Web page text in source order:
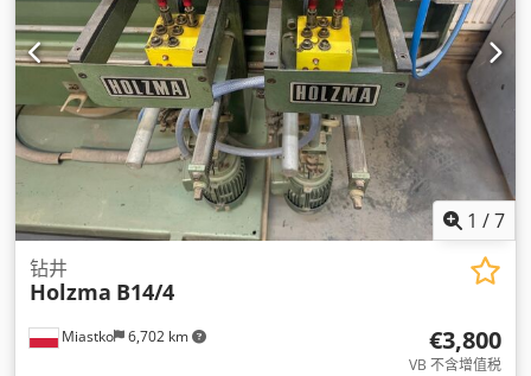
1 /7
Miastko 6,702 km
钻井
Holzma B14/4
€3,800
VB 不含增值税